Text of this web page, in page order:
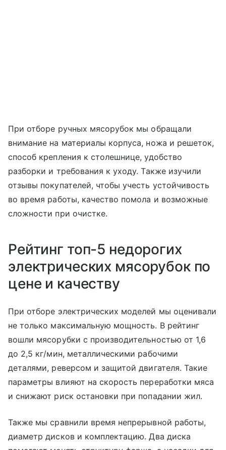
При отборе ручных мясорубок мы обращали
внимание на материалы корпуса, ножа и решеток,
способ крепления к столешнице, удобство
разборки и требования к уходу. Также изучили
отзывы покупателей, чтобы учесть устойчивость
во время работы, качество помола и возможные
сложности при очистке.
Рейтинг топ-5 недорогих
электрических мясорубок по
цене и качеству
При отборе электрических моделей мы оценивали
не только максимальную мощность. В рейтинг
вошли мясорубки с производительностью от 1,6
до 2,5 кг/мин, металлическими рабочими
деталями, реверсом и защитой двигателя. Такие
параметры влияют на скорость переработки мяса
и снижают риск остановки при попадании жил.
Также мы сравнили время непрерывной работы,
диаметр дисков и комплектацию. Два диска